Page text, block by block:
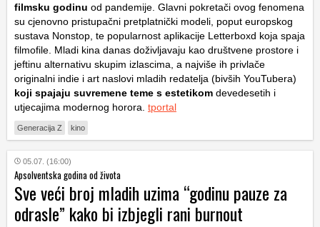
filmsku godinu od pandemije. Glavni pokretači ovog fenomena
su cjenovno pristupačni pretplatnički modeli, poput europskog
sustava Nonstop, te popularnost aplikacije Letterboxd koja spaja
filmofile. Mladi kina danas doživljavaju kao društvene prostore i
jeftinu alternativu skupim izlascima, a najviše ih privlače
originalni indie i art naslovi mladih redatelja (bivših YouTubera)
koji spajaju suvremene teme s estetikom devedesetih i
utjecajima modernog horora. tportal
Generacija Z kino
05.07. (16:00)
Apsolventska godina od života
Sve veći broj mladih uzima “godinu pauze za
odrasle” kako bi izbjegli rani burnout